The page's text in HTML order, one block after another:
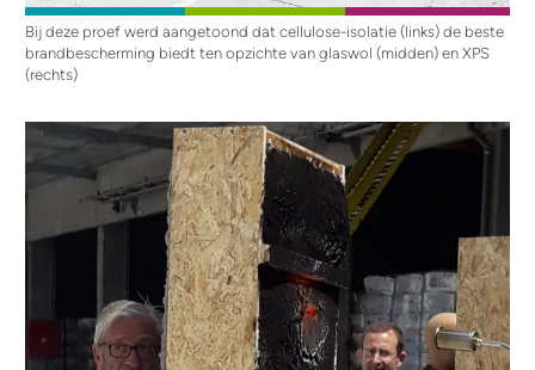
Bij deze proef werd aangetoond dat cellulose-isolatie (links) de beste
brandbescherming biedt ten opzichte van glaswol (midden) en XPS
(rechts)